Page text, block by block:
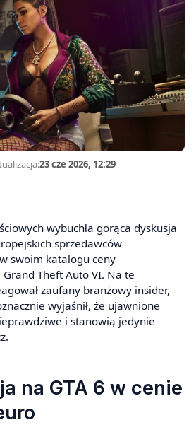
23 cze 2026, 12:29
sprzedawców
swoim katalogu ceny
Theft Auto VI. Na te
zaufany branżowy insider,
wyjaśnił, że ujawnione
i stanowią jedynie
na GTA 6 w cenie